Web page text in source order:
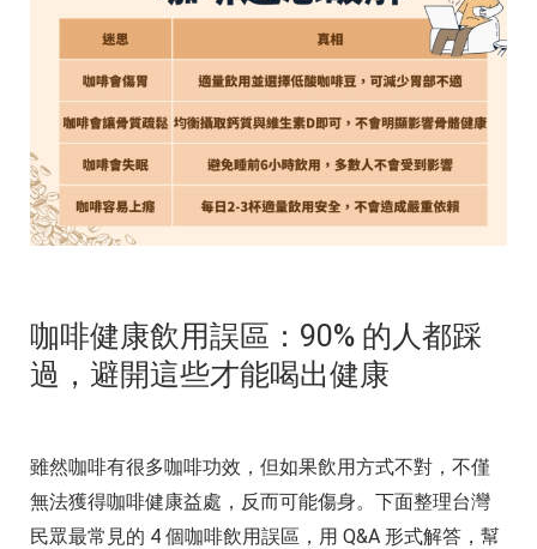
咖啡健康飲用誤區：90% 的人都踩
過，避開這些才能喝出健康
雖然咖啡有很多咖啡功效，但如果飲用方式不對，不僅
無法獲得咖啡健康益處，反而可能傷身。下面整理台灣
民眾最常見的 4 個咖啡飲用誤區，用 Q&A 形式解答，幫